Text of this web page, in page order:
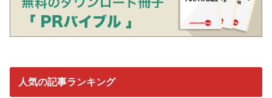
人気の記事ランキング